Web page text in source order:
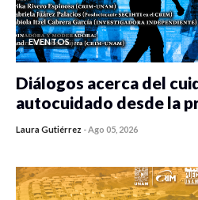
EVENTOS
Diálogos acerca del
autocuidado desde la
Laura Gutiérrez -Ago 05, 2026